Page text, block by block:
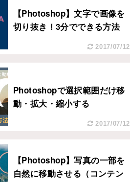
【Photoshop】文字で画像を
切り抜き！3分でできる方法
2017/07/12
Photoshopで選択範囲だけ移
動・拡大・縮小する
2017/07/12
【Photoshop】写真の一部を
自然に移動させる（コンテン